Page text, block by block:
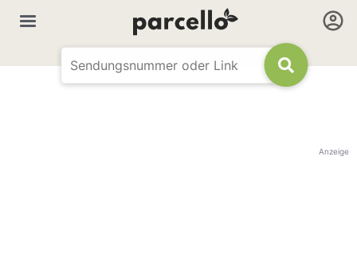
Anzeige